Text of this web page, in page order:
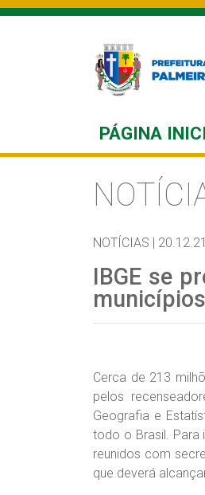
PÁGINA
NOTÍCIAS |
IBGE se
municípios
Cerca de 213
pelos
Geografia e
todo o Brasil. Para
reunidos com
que deverá